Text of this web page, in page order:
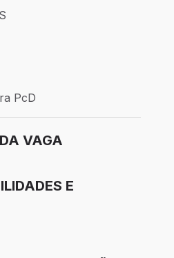
Alegre - RS
PcD
VAGA
E